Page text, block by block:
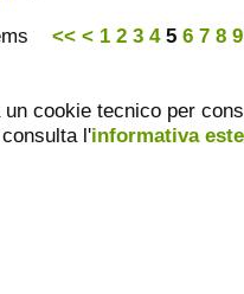
<< < 1 2 3 4 5 6 7 8 9
cookie tecnico per
l'informativa